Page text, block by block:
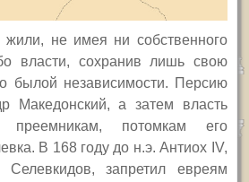
жили, не имея ни собственного
власти, сохранив лишь свою
былой независимости. Персию
Македонский, а затем власть
потомкам его
В 168 году до н.э. Антиох IV,
запретил евреям